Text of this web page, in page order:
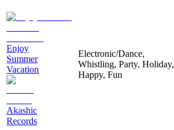
Enjoy
Summer
Vacation
Akashic
Records
Electronic/Dance,
Whistling, Party, Holiday,
Happy, Fun